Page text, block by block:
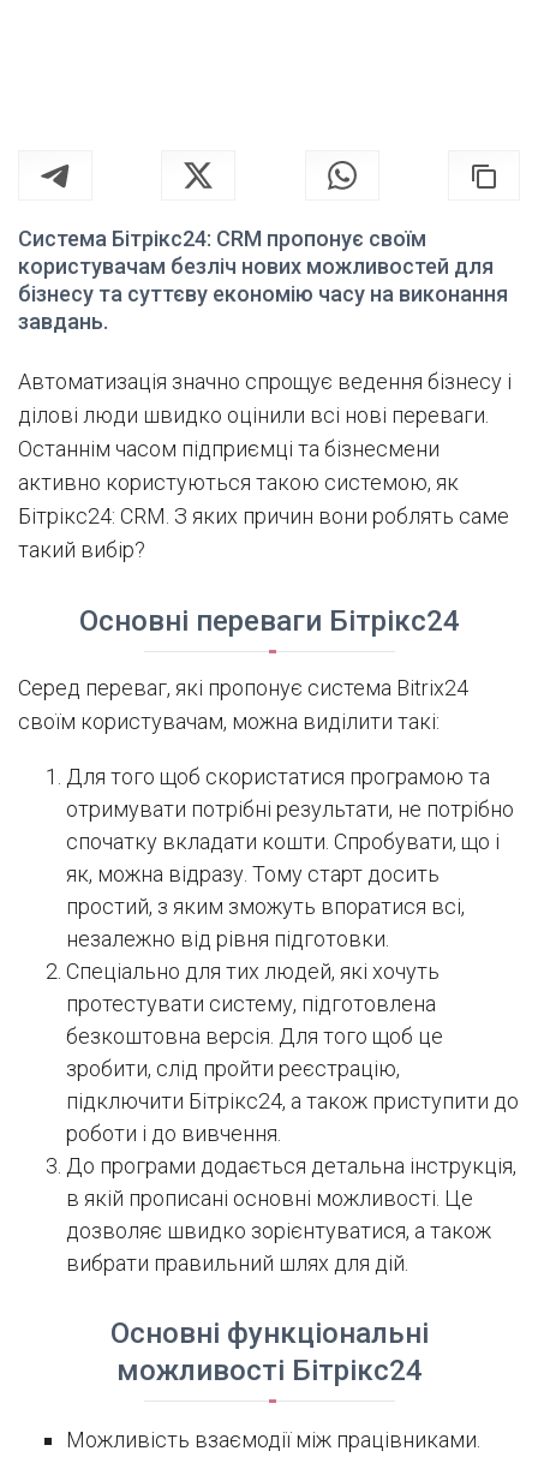
Система Бітрікс24: CRM пропонує своїм
користувачам безліч нових можливостей для
бізнесу та суттєву економію часу на виконання
завдань.
Автоматизація значно спрощує ведення бізнесу і
ділові люди швидко оцінили всі нові переваги.
Останнім часом підприємці та бізнесмени
активно користуються такою системою, як
Бітрікс24: CRM. З яких причин вони роблять саме
такий вибір?
Основні переваги Бітрікс24
Серед переваг, які пропонує система Bitrix24
своїм користувачам, можна виділити такі:
Для того щоб скористатися програмою та
отримувати потрібні результати, не потрібно
спочатку вкладати кошти. Спробувати, що і
як, можна відразу. Тому старт досить
простий, з яким зможуть впоратися всі,
незалежно від рівня підготовки.
Спеціально для тих людей, які хочуть
протестувати систему, підготовлена
безкоштовна версія. Для того щоб це
зробити, слід пройти реєстрацію,
підключити Бітрікс24, а також приступити до
роботи і до вивчення.
До програми додається детальна інструкція,
в якій прописані основні можливості. Це
дозволяє швидко зорієнтуватися, а також
вибрати правильний шлях для дій.
Основні функціональні
можливості Бітрікс24
Можливість взаємодії між працівниками.